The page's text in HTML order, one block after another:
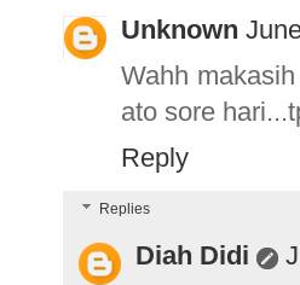
Unknown
Wahh
ato sore
Reply
Replies
Diah Didi